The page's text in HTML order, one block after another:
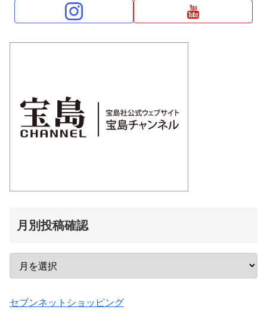
月別投稿確認
セブンネットショッピング